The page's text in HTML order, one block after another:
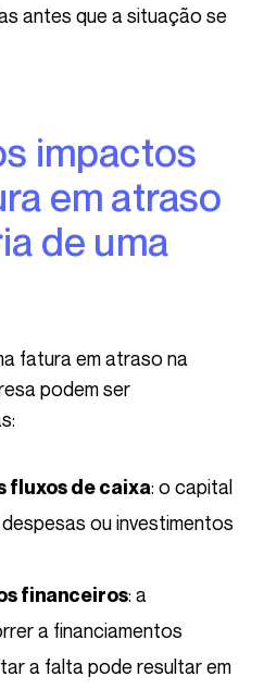
antes que a situação se
em atraso
de uma
podem ser
fluxos de caixa: o capital
ou investimentos
financeiros: a
a financiamentos
a falta pode resultar em